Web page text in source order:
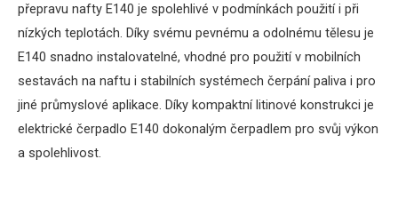
přepravu nafty E140 je spolehlivé v podmínkách použití i při
nízkých teplotách. Díky svému pevnému a odolnému tělesu je
E140 snadno instalovatelné, vhodné pro použití v mobilních
sestavách na naftu i stabilních systémech čerpání paliva i pro
jiné průmyslové aplikace. Díky kompaktní litinové konstrukci je
elektrické čerpadlo E140 dokonalým čerpadlem pro svůj výkon
a spolehlivost.